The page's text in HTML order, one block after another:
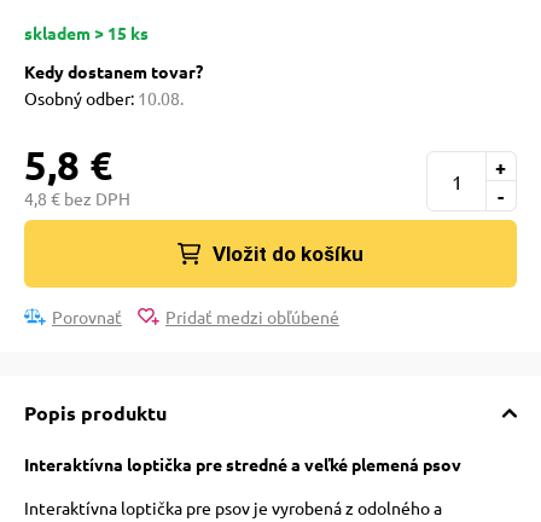
mačky
podložky
skladem > 15 ks
Kedy dostanem tovar?
Osobný odber: 10.08.
5,8 €
4,8 € bez DPH -
+
Vložit do košíku
Porovnať Pridať medzi obľúbené
Popis produktu
Interaktívna loptička pre stredné a veľké plemená psov
Interaktívna loptička pre psov je vyrobená z odolného a